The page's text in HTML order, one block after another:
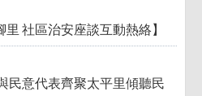
里 社區治安座談互動熱絡】
民意代表齊聚太平里傾聽民